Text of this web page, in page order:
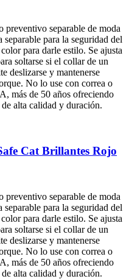
preventivo separable de moda
para la seguridad del
para darle estilo. Se ajusta
soltarse si el collar de un
deslizarse y mantenerse
No lo use con correa o
más de 50 años ofreciendo
alta calidad y duración.
Cat Brillantes Rojo
preventivo separable de moda
para la seguridad del
para darle estilo. Se ajusta
soltarse si el collar de un
deslizarse y mantenerse
No lo use con correa o
más de 50 años ofreciendo
alta calidad y duración.